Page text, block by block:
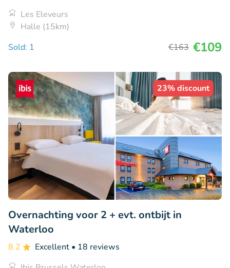
Les Eleveurs
Halle (15km)
Sold: 1
€163 €109
23% discount
Overnachting voor 2 + evt. ontbijt in
Waterloo
8.2 Excellent • 18 reviews